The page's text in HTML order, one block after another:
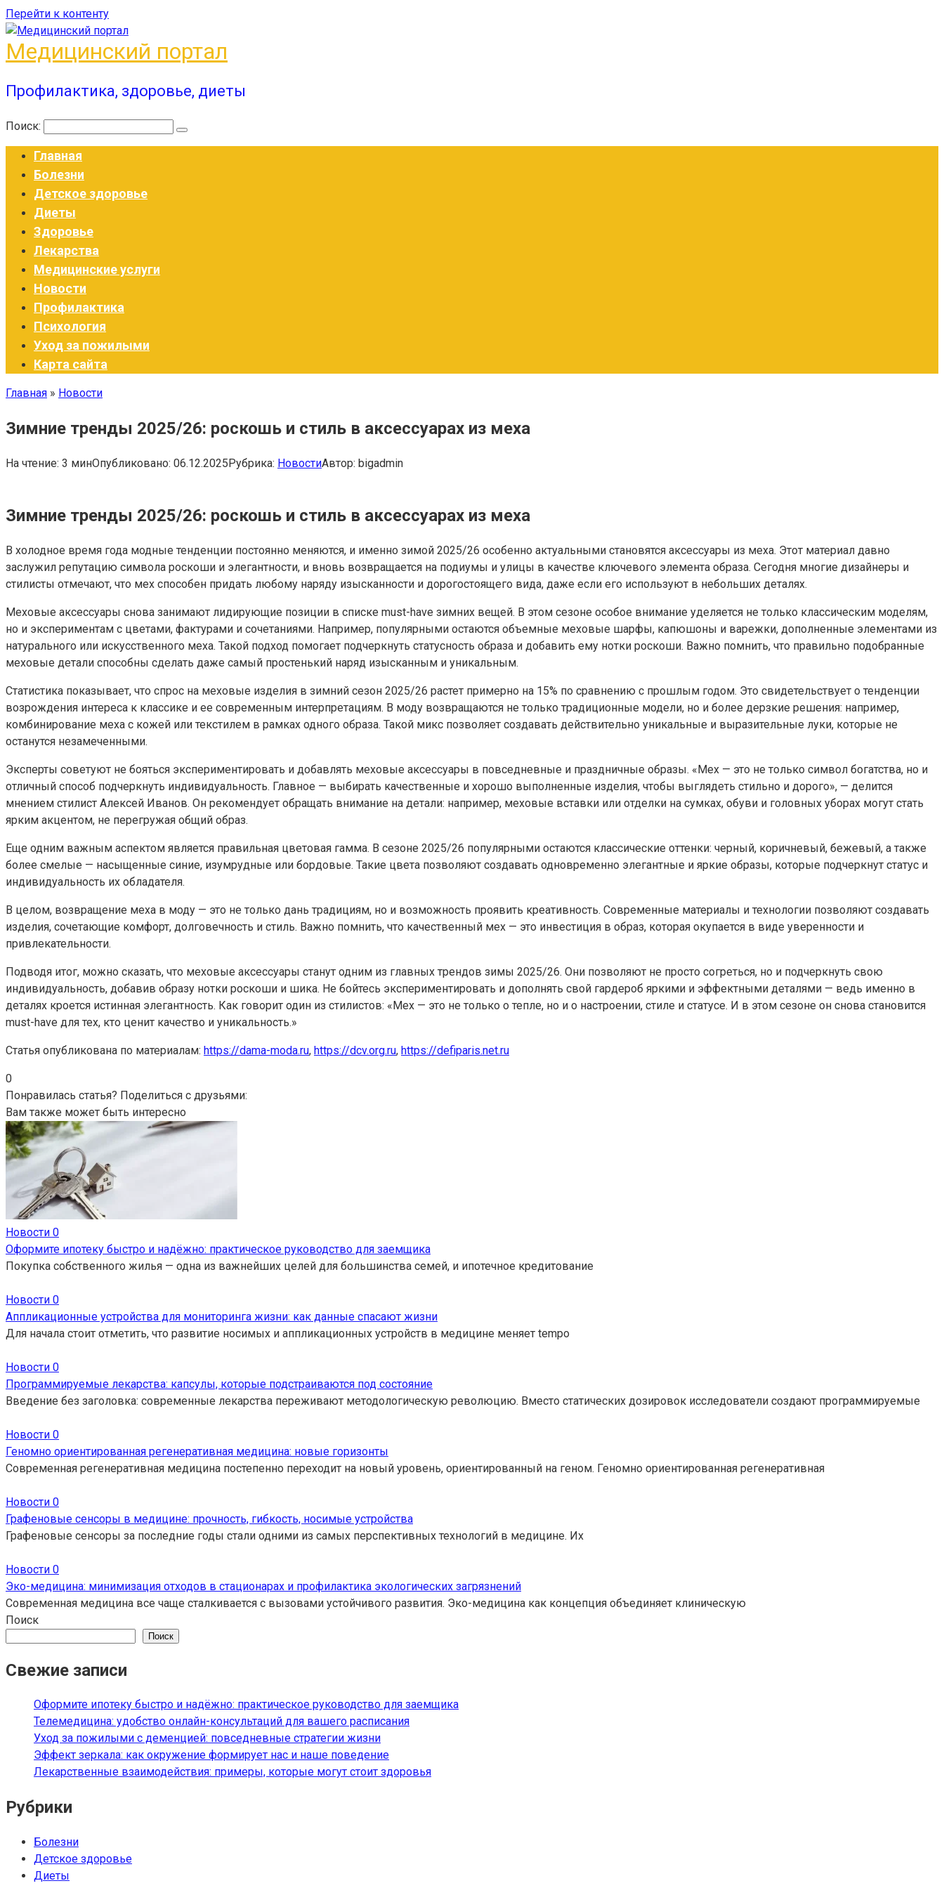
Перейти к контенту
Медицинский портал
Профилактика, здоровье, диеты
Поиск:
Главная
Болезни
Детское здоровье
Диеты
Здоровье
Лекарства
Медицинские услуги
Новости
Профилактика
Психология
Уход за пожилыми
Карта сайта
Главная » Новости
Зимние тренды 2025/26: роскошь и стиль в аксессуарах из меха
На чтение: 3 минОпубликовано: 06.12.2025Рубрика: НовостиАвтор: bigadmin
Зимние тренды 2025/26: роскошь и стиль в аксессуарах из меха
В холодное время года модные тенденции постоянно меняются, и именно зимой 2025/26 особенно актуальными становятся аксессуары из меха. Этот материал давно
заслужил репутацию символа роскоши и элегантности, и вновь возвращается на подиумы и улицы в качестве ключевого элемента образа. Сегодня многие дизайнеры и
стилисты отмечают, что мех способен придать любому наряду изысканности и дорогостоящего вида, даже если его используют в небольших деталях.
Меховые аксессуары снова занимают лидирующие позиции в списке must-have зимних вещей. В этом сезоне особое внимание уделяется не только классическим моделям,
но и экспериментам с цветами, фактурами и сочетаниями. Например, популярными остаются объемные меховые шарфы, капюшоны и варежки, дополненные элементами из
натурального или искусственного меха. Такой подход помогает подчеркнуть статусность образа и добавить ему нотки роскоши. Важно помнить, что правильно подобранные
меховые детали способны сделать даже самый простенький наряд изысканным и уникальным.
Статистика показывает, что спрос на меховые изделия в зимний сезон 2025/26 растет примерно на 15% по сравнению с прошлым годом. Это свидетельствует о тенденции
возрождения интереса к классике и ее современным интерпретациям. В моду возвращаются не только традиционные модели, но и более дерзкие решения: например,
комбинирование меха с кожей или текстилем в рамках одного образа. Такой микс позволяет создавать действительно уникальные и выразительные луки, которые не
останутся незамеченными.
Эксперты советуют не бояться экспериментировать и добавлять меховые аксессуары в повседневные и праздничные образы. «Мех — это не только символ богатства, но и
отличный способ подчеркнуть индивидуальность. Главное — выбирать качественные и хорошо выполненные изделия, чтобы выглядеть стильно и дорого», — делится
мнением стилист Алексей Иванов. Он рекомендует обращать внимание на детали: например, меховые вставки или отделки на сумках, обуви и головных уборах могут стать
ярким акцентом, не перегружая общий образ.
Еще одним важным аспектом является правильная цветовая гамма. В сезоне 2025/26 популярными остаются классические оттенки: черный, коричневый, бежевый, а также
более смелые — насыщенные синие, изумрудные или бордовые. Такие цвета позволяют создавать одновременно элегантные и яркие образы, которые подчеркнут статус и
индивидуальность их обладателя.
В целом, возвращение меха в моду — это не только дань традициям, но и возможность проявить креативность. Современные материалы и технологии позволяют создавать
изделия, сочетающие комфорт, долговечность и стиль. Важно помнить, что качественный мех — это инвестиция в образ, которая окупается в виде уверенности и
привлекательности.
Подводя итог, можно сказать, что меховые аксессуары станут одним из главных трендов зимы 2025/26. Они позволяют не просто согреться, но и подчеркнуть свою
индивидуальность, добавив образу нотки роскоши и шика. Не бойтесь экспериментировать и дополнять свой гардероб яркими и эффектными деталями — ведь именно в
деталях кроется истинная элегантность. Как говорит один из стилистов: «Мех — это не только о тепле, но и о настроении, стиле и статусе. И в этом сезоне он снова становится
must-have для тех, кто ценит качество и уникальность.»
Статья опубликована по материалам: https://dama-moda.ru, https://dcv.org.ru, https://defiparis.net.ru
0
Понравилась статья? Поделиться с друзьями:
Вам также может быть интересно
Новости 0
Оформите ипотеку быстро и надёжно: практическое руководство для заемщика
Покупка собственного жилья — одна из важнейших целей для большинства семей, и ипотечное кредитование
Новости 0
Аппликационные устройства для мониторинга жизни: как данные спасают жизни
Для начала стоит отметить, что развитие носимых и аппликационных устройств в медицине меняет tempo
Новости 0
Программируемые лекарства: капсулы, которые подстраиваются под состояние
Введение без заголовка: современные лекарства переживают методологическую революцию. Вместо статических дозировок исследователи создают программируемые
Новости 0
Геномно ориентированная регенеративная медицина: новые горизонты
Современная регенеративная медицина постепенно переходит на новый уровень, ориентированный на геном. Геномно ориентированная регенеративная
Новости 0
Графеновые сенсоры в медицине: прочность, гибкость, носимые устройства
Графеновые сенсоры за последние годы стали одними из самых перспективных технологий в медицине. Их
Новости 0
Эко-медицина: минимизация отходов в стационарах и профилактика экологических загрязнений
Современная медицина все чаще сталкивается с вызовами устойчивого развития. Эко-медицина как концепция объединяет клиническую
Поиск
Поиск
Свежие записи
Оформите ипотеку быстро и надёжно: практическое руководство для заемщика
Телемедицина: удобство онлайн-консультаций для вашего расписания
Уход за пожилыми с деменцией: повседневные стратегии жизни
Эффект зеркала: как окружение формирует нас и наше поведение
Лекарственные взаимодействия: примеры, которые могут стоит здоровья
Рубрики
Болезни
Детское здоровье
Диеты